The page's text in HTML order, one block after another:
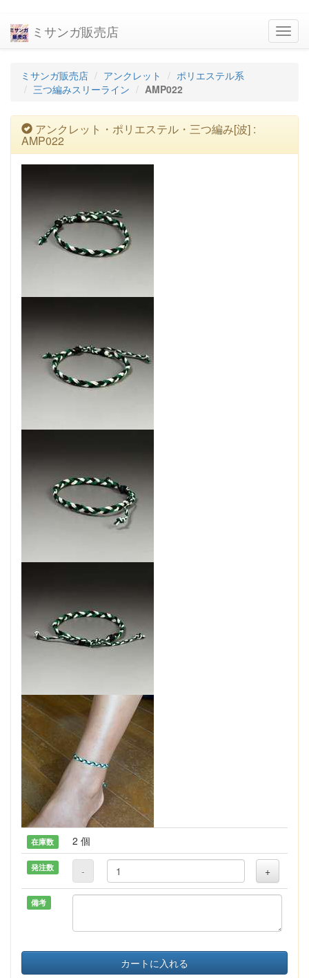
ミサンガ販売店
ミサンガ販売店 アンクレット
ポリエステル系
三つ編みスリーライン
AMP022
アンクレット・ポリエステル・三つ編み[波] :
AMP022
在庫数 2 個
発注数 - +
備考
カートに入れる